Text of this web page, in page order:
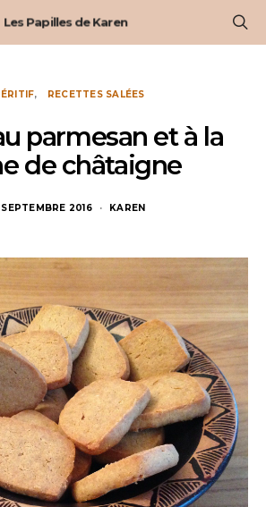
Les Papilles de Karen
RECETTES SALÉES
parmesan et à la
de châtaigne
2016 KAREN